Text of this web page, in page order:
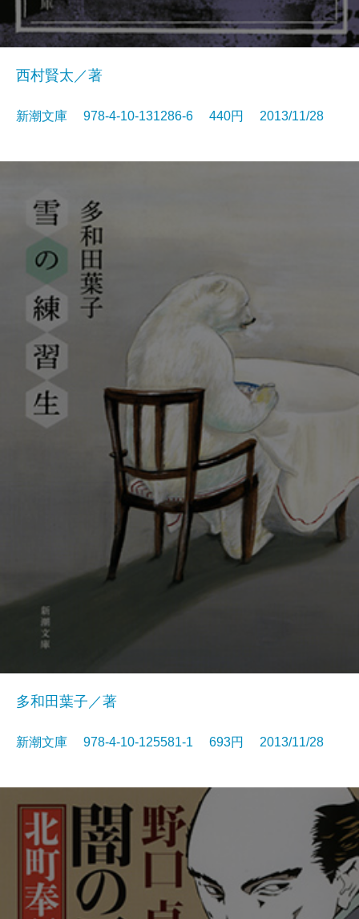
西村賢太／著
新潮文庫 978-4-10-131286-6 440円 2013/11/28
多和田葉子／著
新潮文庫 978-4-10-125581-1 693円 2013/11/28